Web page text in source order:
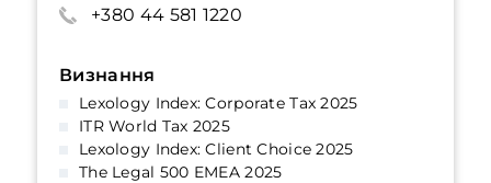
+380 44 581 1220
Визнання
Lexology Index: Corporate Tax 2025
ITR World Tax 2025
Lexology Index: Client Choice 2025
The Legal 500 EMEA 2025